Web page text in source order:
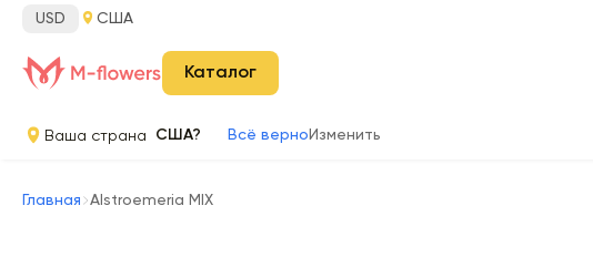
USD США
Каталог
Ваша страна США? Всё верно Изменить
Главная Alstroemeria MIX